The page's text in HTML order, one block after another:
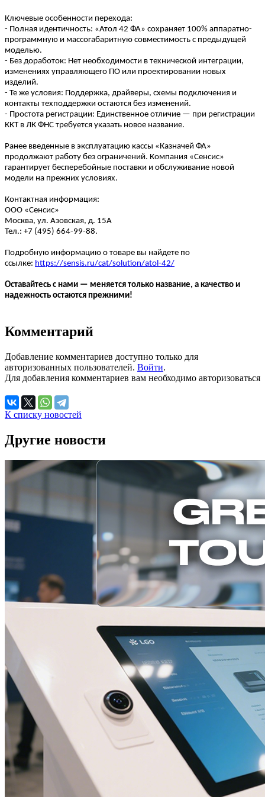
Ключевые особенности перехода:
- Полная идентичность: «Атол 42 ФА» сохраняет 100% аппаратно-
программную и массогабаритную совместимость с предыдущей
моделью.
- Без доработок: Нет необходимости в технической интеграции,
изменениях управляющего ПО или проектировании новых
изделий.
- Те же условия: Поддержка, драйверы, схемы подключения и
контакты техподдержки остаются без изменений.
- Простота регистрации: Единственное отличие — при регистрации
ККТ в ЛК ФНС требуется указать новое название.
Ранее введенные в эксплуатацию кассы «Казначей ФА»
продолжают работу без ограничений. Компания «Сенсис»
гарантирует бесперебойные поставки и обслуживание новой
модели на прежних условиях.
Контактная информация:
ООО «Сенсис»
Москва, ул. Азовская, д. 15А
Тел.: +7 (495) 664-99-88.
Подробную информацию о товаре вы найдете по
ссылке: https://sensis.ru/cat/solution/atol-42/
Оставайтесь с нами — меняется только название, а качество и
надежность остаются прежними!
Комментарий
Добавление комментариев доступно только для
авторизованных пользователей. Войти.
Для добавления комментариев вам необходимо авторизоваться
К списку новостей
Другие новости